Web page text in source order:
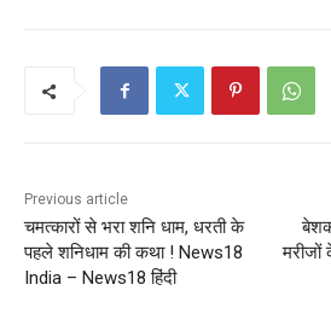
Previous article
चमत्कारों से भरा शनि धाम, धरती के
पहले शनिधाम की कथा ! News18
India – News18 हिंदी